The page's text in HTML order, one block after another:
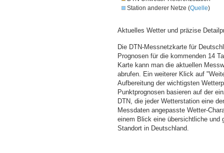
Station anderer Netze (Quelle)
Aktuelles Wetter und präzise
Die DTN-Messnetzkarte für
Prognosen für die kommenden 14
Karte kann man die aktuellen
abrufen. Ein weiterer Klick auf
Aufbereitung der wichtigsten
Punktprognosen basieren auf der
DTN, die jeder Wetterstation eine
Messdaten angepasste Wetter-
einem Blick eine übersichtliche und
Standort in Deutschland.